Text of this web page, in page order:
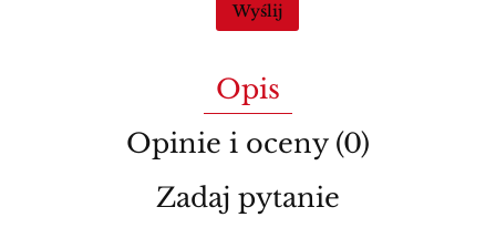
Wyślij
Opis
Opinie i oceny (0)
Zadaj pytanie